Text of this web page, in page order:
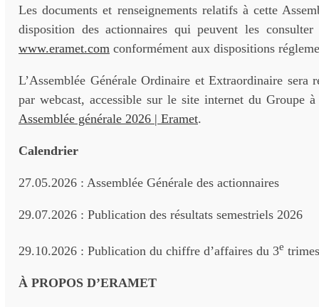
Les documents et renseignements relatifs à cette
disposition des actionnaires qui peuvent les
www.eramet.com conformément aux dispositions
L’Assemblée Générale Ordinaire et Extraordinaire sera
par webcast, accessible sur le site internet du Groupe à
Assemblée générale 2026 | Eramet.
Calendrier
27.05.2026 : Assemblée Générale des actionnaires
29.07.2026 : Publication des résultats semestriels 2026
29.10.2026 : Publication du chiffre d’affaires du 3e
À PROPOS D’ERAMET